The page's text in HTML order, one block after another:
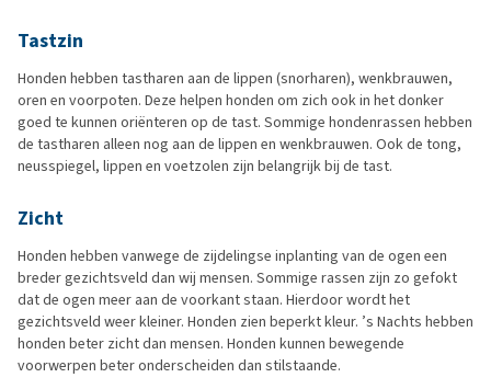
Tastzin
Honden hebben tastharen aan de lippen (snorharen), wenkbrauwen,
oren en voorpoten. Deze helpen honden om zich ook in het donker
goed te kunnen oriënteren op de tast. Sommige hondenrassen hebben
de tastharen alleen nog aan de lippen en wenkbrauwen. Ook de tong,
neusspiegel, lippen en voetzolen zijn belangrijk bij de tast.
Zicht
Honden hebben vanwege de zijdelingse inplanting van de ogen een
breder gezichtsveld dan wij mensen. Sommige rassen zijn zo gefokt
dat de ogen meer aan de voorkant staan. Hierdoor wordt het
gezichtsveld weer kleiner. Honden zien beperkt kleur. ’s Nachts hebben
honden beter zicht dan mensen. Honden kunnen bewegende
voorwerpen beter onderscheiden dan stilstaande.